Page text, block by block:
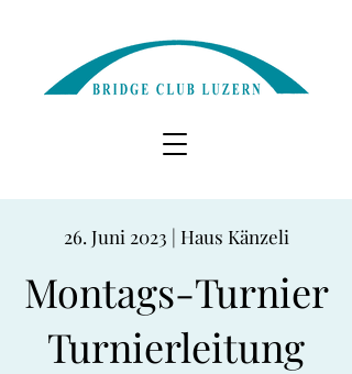
26. Juni 2023 | Haus Känzeli
Montags-Turnier
Turnierleitung